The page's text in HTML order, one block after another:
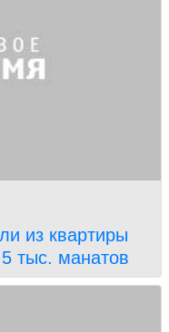
из квартиры
тыс. манатов